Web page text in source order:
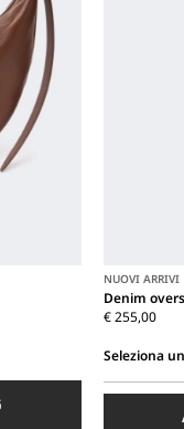
NUOVI ARRIVI
Denim
€ 255,00
Seleziona